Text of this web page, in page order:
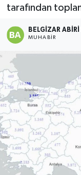
tarafından
BELGIZAR
MUHABIR